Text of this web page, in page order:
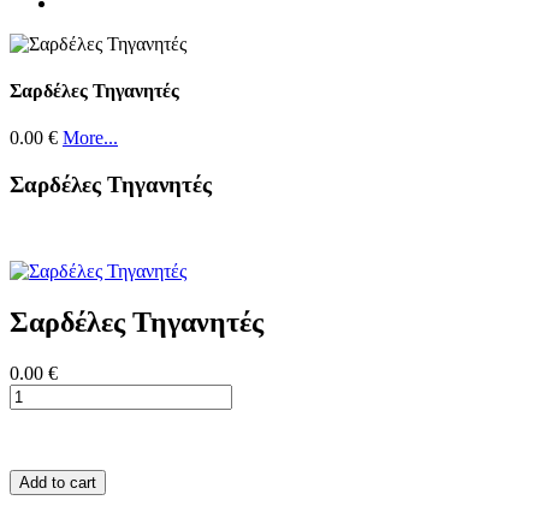
Σαρδέλες Τηγανητές
0.00 € More...
Σαρδέλες Τηγανητές
Σαρδέλες Τηγανητές
0.00 €
Add to cart